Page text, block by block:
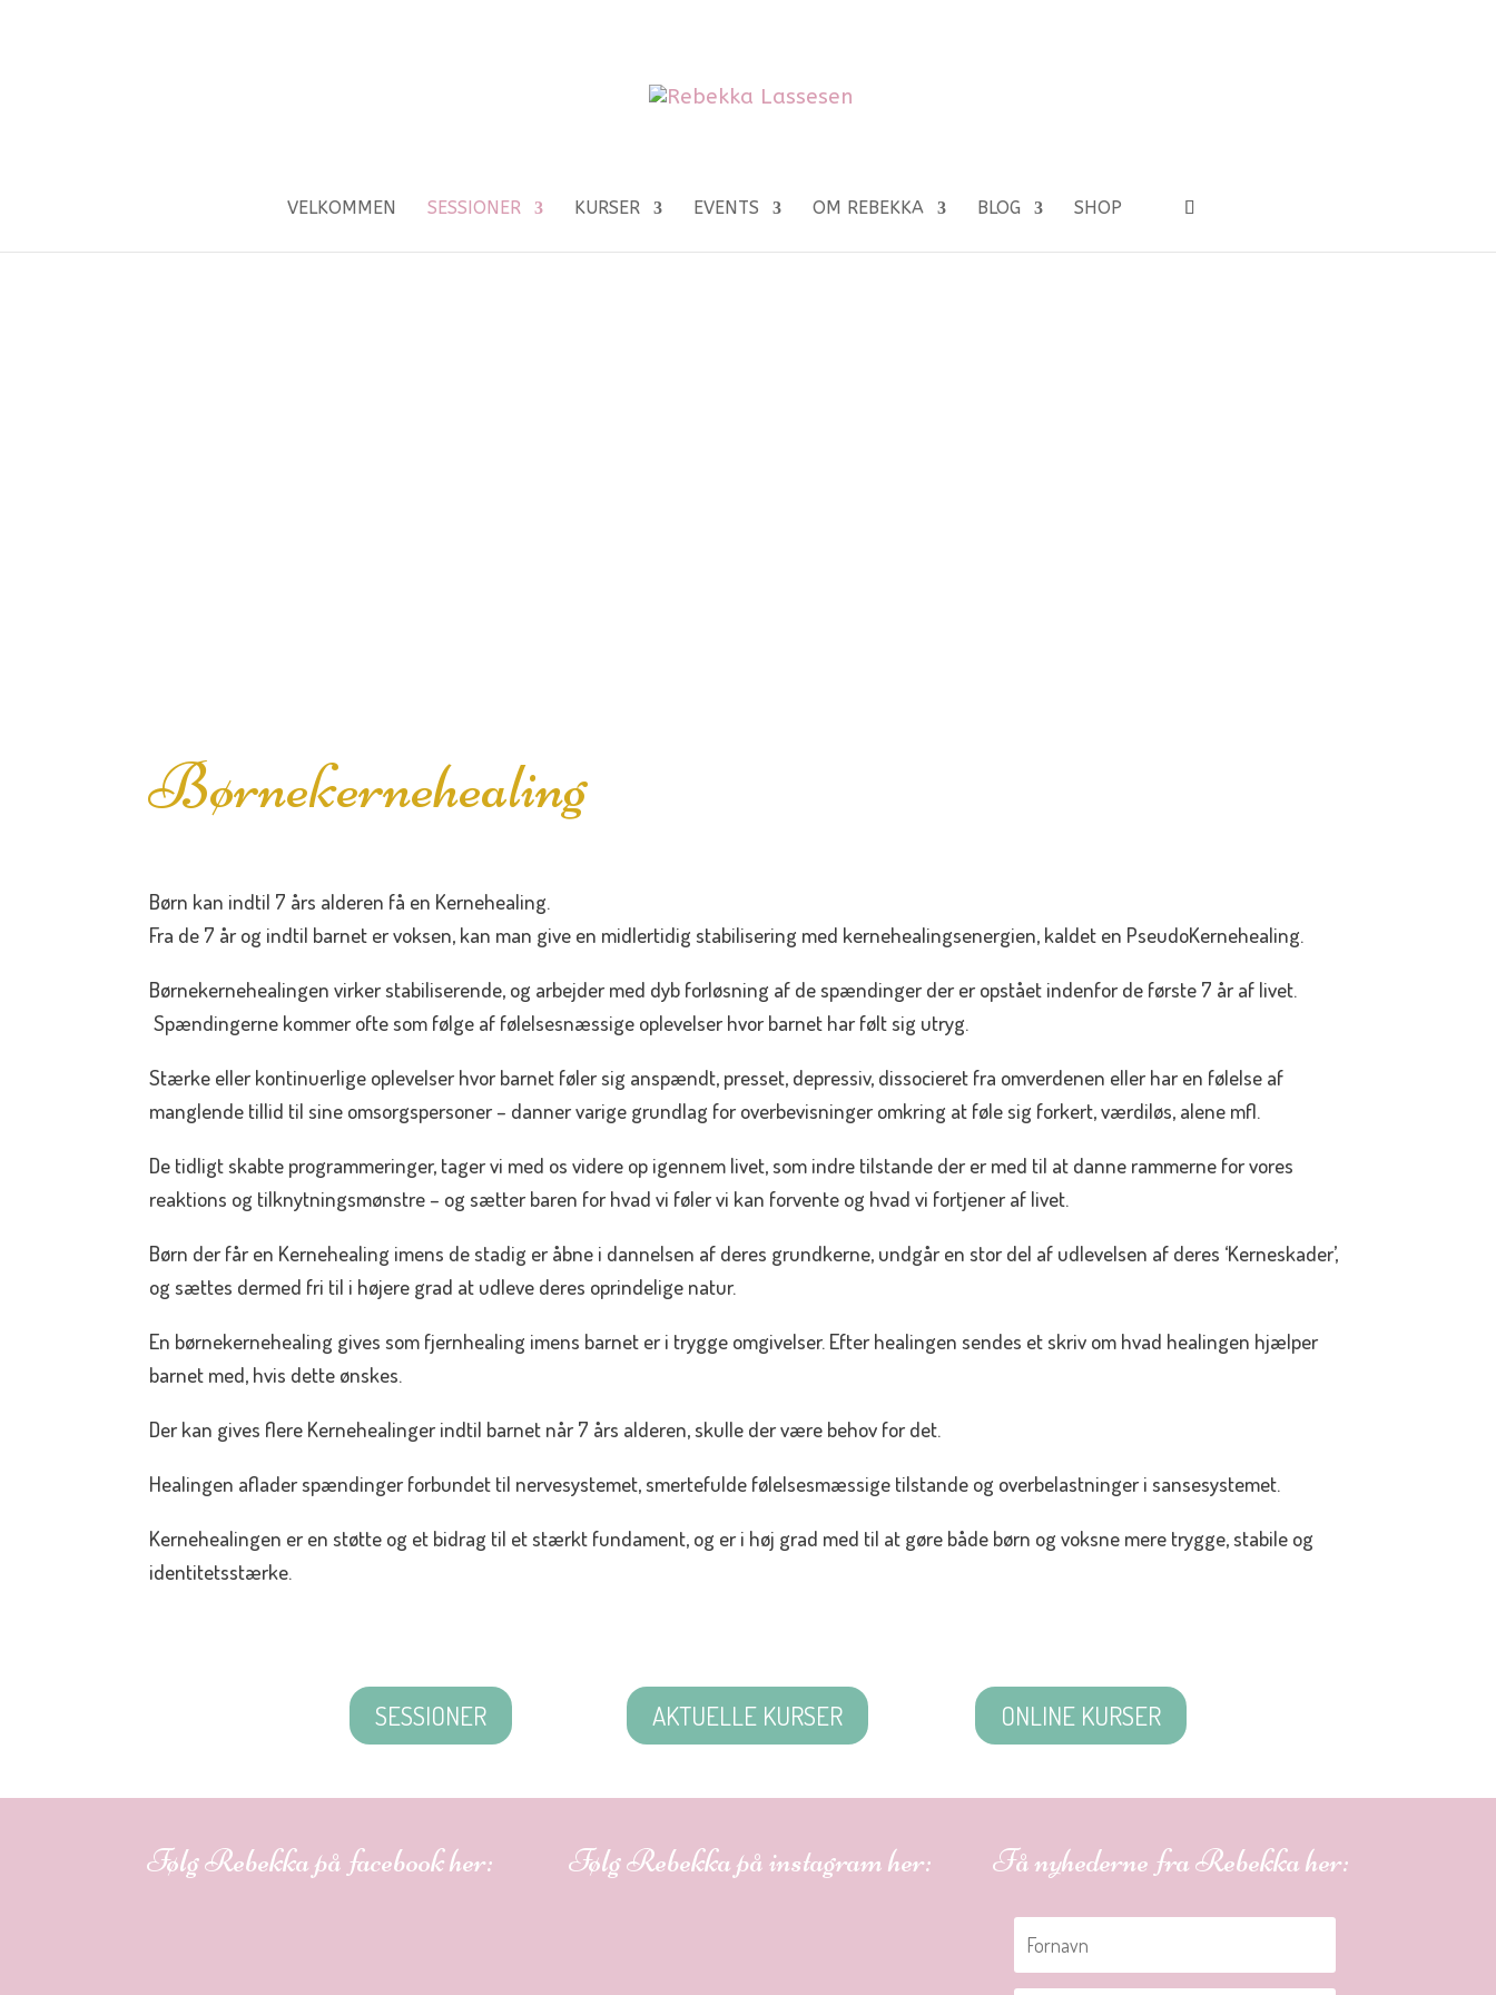
VELKOMMEN SESSIONER KURSER EVENTS OM REBEKKA BLOG SHOP
Børnekernehealing
Børn kan indtil 7 års alderen få en Kernehealing.
Fra de 7 år og indtil barnet er voksen, kan man give en midlertidig stabilisering med kernehealingsenergien, kaldet en PseudoKernehealing.
Børnekernehealingen virker stabiliserende, og arbejder med dyb forløsning af de spændinger der er opstået indenfor de første 7 år af livet.
Spændingerne kommer ofte som følge af følelsesnæssige oplevelser hvor barnet har følt sig utryg.
Stærke eller kontinuerlige oplevelser hvor barnet føler sig anspændt, presset, depressiv, dissocieret fra omverdenen eller har en følelse af
manglende tillid til sine omsorgspersoner – danner varige grundlag for overbevisninger omkring at føle sig forkert, værdiløs, alene mfl.
De tidligt skabte programmeringer, tager vi med os videre op igennem livet, som indre tilstande der er med til at danne rammerne for vores
reaktions og tilknytningsmønstre – og sætter baren for hvad vi føler vi kan forvente og hvad vi fortjener af livet.
Børn der får en Kernehealing imens de stadig er åbne i dannelsen af deres grundkerne, undgår en stor del af udlevelsen af deres ‘Kerneskader’,
og sættes dermed fri til i højere grad at udleve deres oprindelige natur.
En børnekernehealing gives som fjernhealing imens barnet er i trygge omgivelser. Efter healingen sendes et skriv om hvad healingen hjælper
barnet med, hvis dette ønskes.
Der kan gives flere Kernehealinger indtil barnet når 7 års alderen, skulle der være behov for det.
Healingen aflader spændinger forbundet til nervesystemet, smertefulde følelsesmæssige tilstande og overbelastninger i sansesystemet.
Kernehealingen er en støtte og et bidrag til et stærkt fundament, og er i høj grad med til at gøre både børn og voksne mere trygge, stabile og
identitetsstærke.
SESSIONER AKTUELLE KURSER ONLINE KURSER
Følg Rebekka på facebook her: Følg Rebekka på instagram her: Få nyhederne fra Rebekka her: